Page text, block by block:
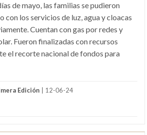
de mayo, las familias se pudieron
con los servicios de luz, agua y cloacas
Cuentan con gas por redes y
Fueron finalizadas con recursos
el recorte nacional de fondos para
Edición | 12-06-24